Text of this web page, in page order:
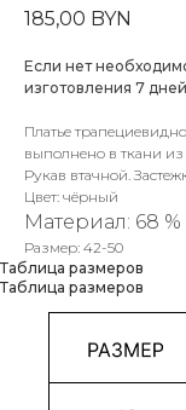
185,00 BYN
Если нет
изготовления 7
Платье
выполнено в ткани
Рукав втачной.
Цвет: чёрный
Материал: 68 %
Размер: 42-50
Таблица размеров
Таблица размеров